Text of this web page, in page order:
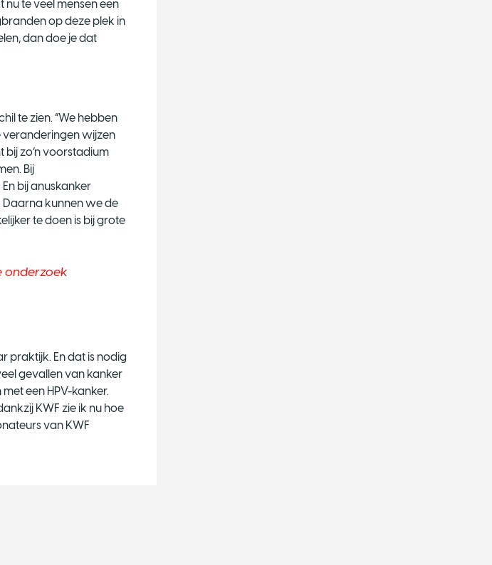
te veel mensen een
op deze plek in
dan doe je dat
te zien. “We hebben
veranderingen wijzen
bij zo’n voorstadium
Bij
bij anuskanker
Daarna kunnen we de
te doen is bij grote
onderzoek
praktijk. En dat is nodig
gevallen van kanker
een HPV-kanker.
KWF zie ik nu hoe
van KWF